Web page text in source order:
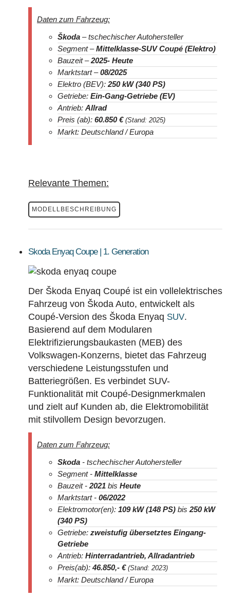
Daten zum Fahrzeug:
Škoda – tschechischer Autohersteller
Segment –Mittelklasse-SUV Coupé (Elektro)
Bauzeit –2025- Heute
Marktstart –08/2025
Elektro (BEV): 250 kW (340 PS)
Getriebe: Ein-Gang-Getriebe (EV)
Antrieb: Allrad
Preis (ab): 60.850 € (Stand: 2025)
Markt: Deutschland / Europa
Relevante Themen:
MODELLBESCHREIBUNG
Skoda Enyaq Coupe | 1. Generation
Der Škoda Enyaq Coupé ist ein vollelektrisches
Fahrzeug von Škoda Auto, entwickelt als
Coupé-Version des Škoda Enyaq SUV.
Basierend auf dem Modularen
Elektrifizierungsbaukasten (MEB) des
Volkswagen-Konzerns, bietet das Fahrzeug
verschiedene Leistungsstufen und
Batteriegrößen. Es verbindet SUV-
Funktionalität mit Coupé-Designmerkmalen
und zielt auf Kunden ab, die Elektromobilität
mit stilvollem Design bevorzugen.
Daten zum Fahrzeug:
Skoda - tschechischer Autohersteller
Segment - Mittelklasse
Bauzeit - 2021 bis Heute
Marktstart - 06/2022
Elektromotor(en): 109 kW (148 PS) bis 250 kW
(340 PS)
Getriebe: zweistufig übersetztes Eingang-
Getriebe
Antrieb: Hinterradantrieb, Allradantrieb
Preis(ab):46.850,- € (Stand: 2023)
Markt: Deutschland / Europa